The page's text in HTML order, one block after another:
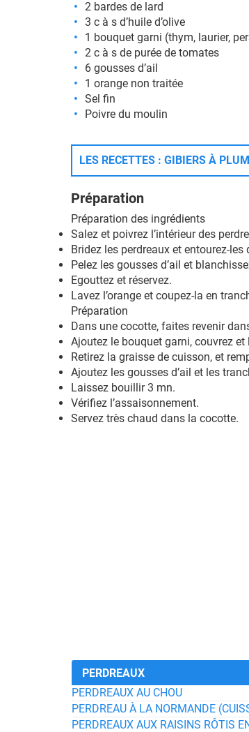
2 bardes de lard
3 c à s d’huile d’olive
1 bouquet garni (thym, laurier,
2 c à s de purée de tomates
6 gousses d’ail
1 orange non traitée
Sel fin
Poivre du moulin
LES RECETTES : GIBIERS À
Préparation
Préparation des ingrédients
Salez et poivrez l’intérieur des
Bridez les perdreaux et entourez-les
Pelez les gousses d’ail et
Egouttez et réservez.
Lavez l’orange et coupez-la en
Préparation
Dans une cocotte, faites revenir
Ajoutez le bouquet garni, couvrez
Retirez la graisse de cuisson, et
Ajoutez les gousses d’ail et les
Laissez bouillir 3 mn.
Vérifiez l’assaisonnement.
Servez très chaud dans la cocotte.
PERDREAUX
PERDREAUX AU CHOU
PERDREAU À LA NORMANDE
PERDREAUX AUX RAISINS RÔTIS